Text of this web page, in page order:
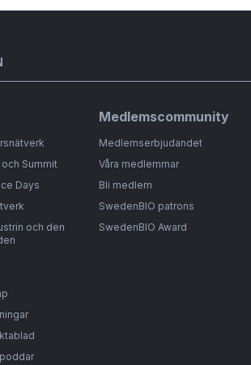
Summit
Days
och den
Medlemscommunity
Medlemserbjudandet
Våra medlemmar
Bli medlem
SwedenBIO patrons
SwedenBIO Award